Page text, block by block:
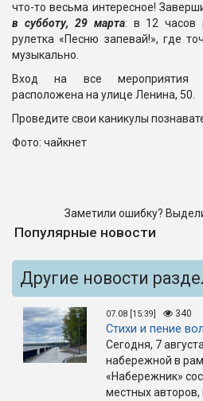
что-то весьма интересное!
в субботу, 29 марта: в 12 часов
рулетка «Песню запевай!», где
музыкально.
Вход на все мероприятия
расположена на улице Ленина, 50.
Проведите свои каникулы
Фото: чайкнет
Заметили ошибку?
Популярные новости
Другие новости
07.08 [15:39] 340
Стихи и пение
Сегодня, 7
набережной в
«Набережник»
местных